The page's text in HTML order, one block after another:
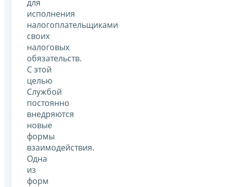
для
исполнения
налогоплательщиками
своих
налоговых
обязательств.
С этой
целью
Службой
постоянно
внедряются
новые
формы
взаимодействия.
Одна
из
форм